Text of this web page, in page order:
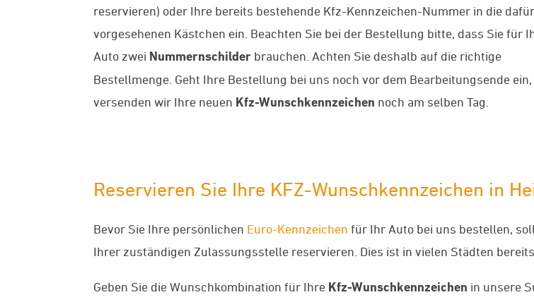
reservieren) oder Ihre bereits bestehende Kfz-Kennzeichen-Nummer in die dafür
vorgesehenen Kästchen ein. Beachten Sie bei der Bestellung bitte, dass Sie für
Auto zwei Nummernschilder brauchen. Achten Sie deshalb auf die richtige
Bestellmenge. Geht Ihre Bestellung bei uns noch vor dem Bearbeitungsende ein,
versenden wir Ihre neuen Kfz-Wunschkennzeichen noch am selben Tag.
Reservieren Sie Ihre KFZ-Wunschkennzeichen in
Bevor Sie Ihre persönlichen Euro-Kennzeichen für Ihr Auto bei uns bestellen,
Ihrer zuständigen Zulassungsstelle reservieren. Dies ist in vielen Städten
Geben Sie die Wunschkombination für Ihre Kfz-Wunschkennzeichen in unsere